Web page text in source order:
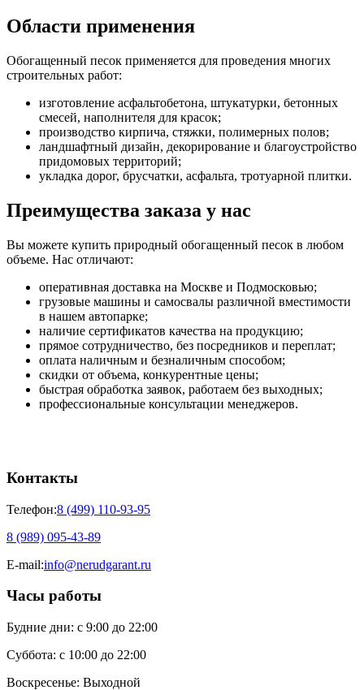
Области применения
Обогащенный песок применяется для проведения многих
строительных работ:
изготовление асфальтобетона, штукатурки, бетонных
смесей, наполнителя для красок;
производство кирпича, стяжки, полимерных полов;
ландшафтный дизайн, декорирование и благоустройство
придомовых территорий;
укладка дорог, брусчатки, асфальта, тротуарной плитки.
Преимущества заказа у нас
Вы можете купить природный обогащенный песок в любом
объеме. Нас отличают:
оперативная доставка на Москве и Подмосковью;
грузовые машины и самосвалы различной вместимости
в нашем автопарке;
наличие сертификатов качества на продукцию;
прямое сотрудничество, без посредников и переплат;
оплата наличным и безналичным способом;
скидки от объема, конкурентные цены;
быстрая обработка заявок, работаем без выходных;
профессиональные консультации менеджеров.
Контакты
Телефон:8 (499) 110-93-95
8 (989) 095-43-89
E-mail:info@nerudgarant.ru
Часы работы
Будние дни: с 9:00 до 22:00
Суббота: с 10:00 до 22:00
Воскресенье: Выходной